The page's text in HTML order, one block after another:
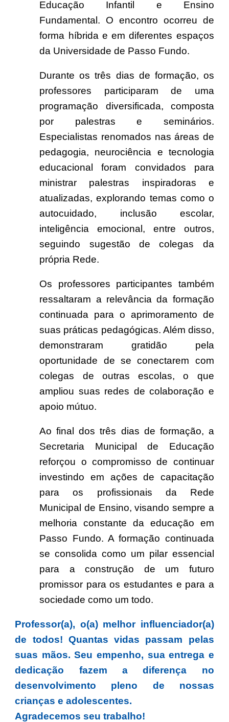
Educação Infantil e Ensino
Fundamental. O encontro ocorreu de
forma híbrida e em diferentes espaços
da Universidade de Passo Fundo.
Durante os três dias de formação, os
professores participaram de uma
programação diversificada, composta
por palestras e seminários.
Especialistas renomados nas áreas de
pedagogia, neurociência e tecnologia
educacional foram convidados para
ministrar palestras inspiradoras e
atualizadas, explorando temas como o
autocuidado, inclusão escolar,
inteligência emocional, entre outros,
seguindo sugestão de colegas da
própria Rede.
Os professores participantes também
ressaltaram a relevância da formação
continuada para o aprimoramento de
suas práticas pedagógicas. Além disso,
demonstraram gratidão pela
oportunidade de se conectarem com
colegas de outras escolas, o que
ampliou suas redes de colaboração e
apoio mútuo.
Ao final dos três dias de formação, a
Secretaria Municipal de Educação
reforçou o compromisso de continuar
investindo em ações de capacitação
para os profissionais da Rede
Municipal de Ensino, visando sempre a
melhoria constante da educação em
Passo Fundo. A formação continuada
se consolida como um pilar essencial
para a construção de um futuro
promissor para os estudantes e para a
sociedade como um todo.
Professor(a), o(a) melhor influenciador(a)
de todos! Quantas vidas passam pelas
suas mãos. Seu empenho, sua entrega e
dedicação fazem a diferença no
desenvolvimento pleno de nossas
crianças e adolescentes.
Agradecemos seu trabalho!